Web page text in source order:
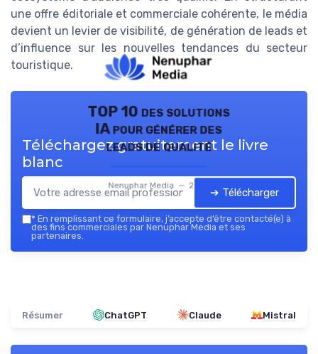
une offre éditoriale et commerciale cohérente, le média
devient un levier de visibilité, de génération de leads et
d’influence sur les nouvelles tendances du secteur
touristique.
TOP 10 des solutions
IA pour générer des
leads de qualité
Nenuphar Media — 2026
Téléchargez gratuitement le livre
blanc
➔ Télécharger
* En remplissant ce formulaire, j’accepte d’être contacté(e) à
des fins commerciales par Nenuphar Media et ses
partenaires.
Résumer ChatGPT Claude Mistral